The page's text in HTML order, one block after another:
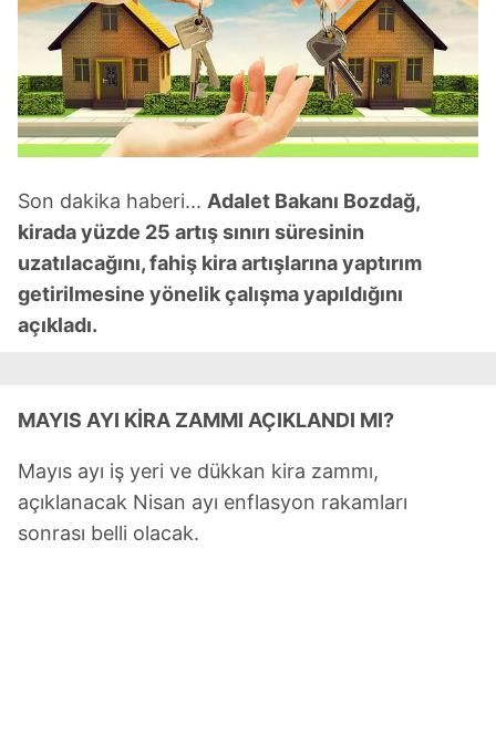
Son dakika haberi... Adalet Bakanı Bozdağ,
kirada yüzde 25 artış sınırı süresinin
uzatılacağını, fahiş kira artışlarına yaptırım
getirilmesine yönelik çalışma yapıldığını
açıkladı.
MAYIS AYI KİRA ZAMMI AÇIKLANDI MI?
Mayıs ayı iş yeri ve dükkan kira zammı,
açıklanacak Nisan ayı enflasyon rakamları
sonrası belli olacak.